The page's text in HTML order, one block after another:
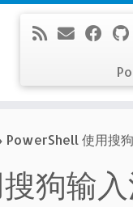
PowerShell 使用搜
搜狗输